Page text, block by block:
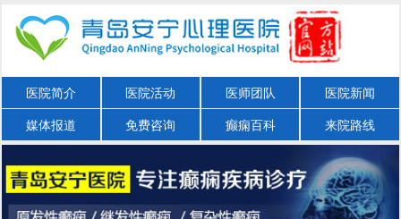
医院简介 医院活动 医师团队 医院新闻
媒体报道 免费咨询 癫痫百科 来院路线